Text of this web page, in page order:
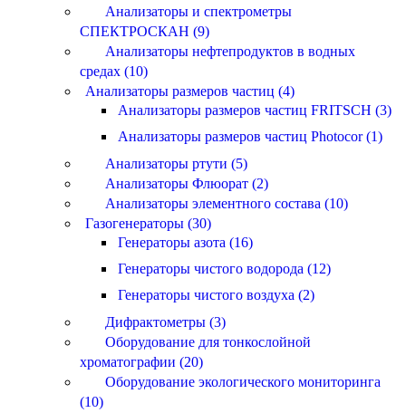
Анализаторы и спектрометры
СПЕКТРОСКАН (9)
Анализаторы нефтепродуктов в водных
средах (10)
Анализаторы размеров частиц (4)
Анализаторы размеров частиц FRITSCH (3)
Анализаторы размеров частиц Photocor (1)
Анализаторы ртути (5)
Анализаторы Флюорат (2)
Анализаторы элементного состава (10)
Газогенераторы (30)
Генераторы азота (16)
Генераторы чистого водорода (12)
Генераторы чистого воздуха (2)
Дифрактометры (3)
Оборудование для тонкослойной
хроматографии (20)
Оборудование экологического мониторинга
(10)